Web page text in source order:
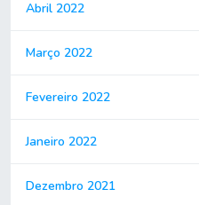
Abril 2022
Março 2022
Fevereiro 2022
Janeiro 2022
Dezembro 2021